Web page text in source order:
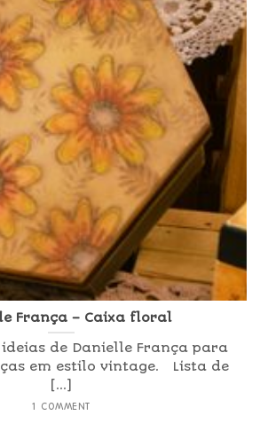
França – Caixa floral
de Danielle França para
em estilo vintage. Lista de
[...]
1 COMMENT